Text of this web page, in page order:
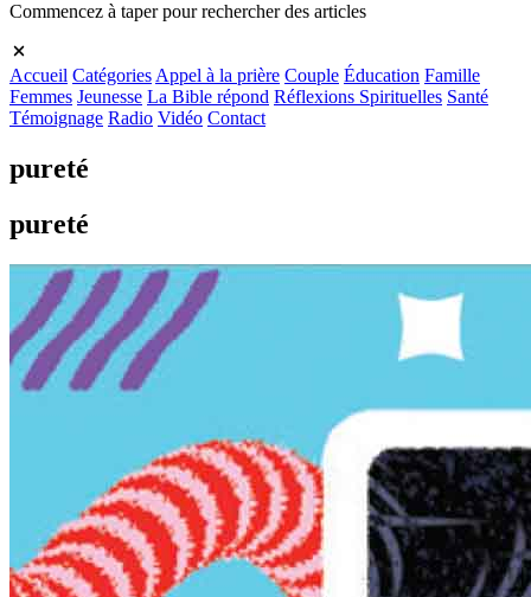
Commencez à taper pour rechercher des articles
Accueil Catégories Appel à la prière Couple Éducation Famille
Femmes Jeunesse La Bible répond Réflexions Spirituelles Santé
Témoignage Radio Vidéo Contact
pureté
pureté